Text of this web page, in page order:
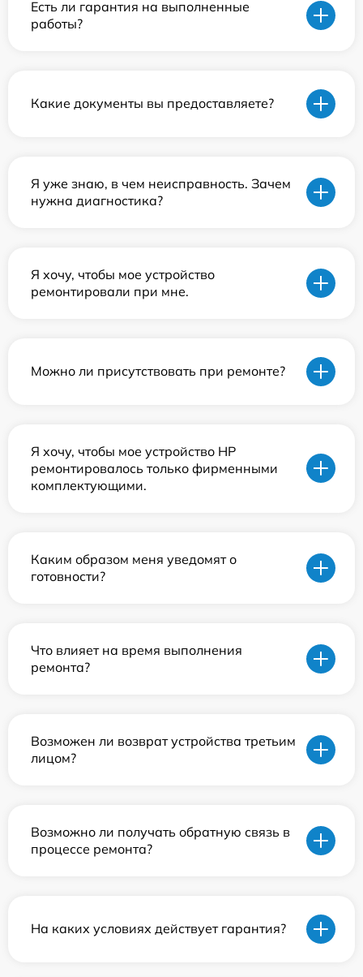
Есть ли гарантия на выполненные
работы?
Какие документы вы предоставляете?
Я уже знаю, в чем неисправность. Зачем
нужна диагностика?
Я хочу, чтобы мое устройство
ремонтировали при мне.
Можно ли присутствовать при ремонте?
Я хочу, чтобы мое устройство HP
ремонтировалось только фирменными
комплектующими.
Каким образом меня уведомят о
готовности?
Что влияет на время выполнения
ремонта?
Возможен ли возврат устройства третьим
лицом?
Возможно ли получать обратную связь в
процессе ремонта?
На каких условиях действует гарантия?